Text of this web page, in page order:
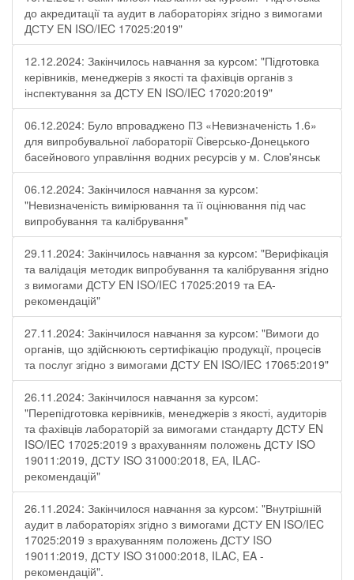
до акредитації та аудит в лабораторіях згідно з вимогами
ДСТУ EN ISO/IEC 17025:2019"
12.12.2024: Закінчилось навчання за курсом: "Підготовка
керівників, менеджерів з якості та фахівців органів з
інспектування за ДСТУ EN ISO/IEC 17020:2019"
06.12.2024: Було впроваджено ПЗ «Невизначеність 1.6»
для випробувальної лабораторії Cіверсько-Донецького
басейнового управління водних ресурсів у м. Слов'янськ
06.12.2024: Закінчилося навчання за курсом:
"Невизначеність вимірювання та її оцінювання під час
випробування та калібрування"
29.11.2024: Закінчилось навчання за курсом: "Верифікація
та валідація методик випробування та калібрування згідно
з вимогами ДСТУ EN ISO/IEC 17025:2019 та ЕА-
рекомендацій"
27.11.2024: Закінчилося навчання за курсом: "Вимоги до
органів, що здійснюють сертифікацію продукції, процесів
та послуг згідно з вимогами ДСТУ EN ISO/IEC 17065:2019"
26.11.2024: Закінчилося навчання за курсом:
"Перепідготовка керівників, менеджерів з якості, аудиторів
та фахівців лабораторій за вимогами стандарту ДСТУ EN
ISO/IEC 17025:2019 з врахуванням положень ДСТУ ISO
19011:2019, ДСТУ ISO 31000:2018, ЕА, ILAC-
рекомендацій"
26.11.2024: Закінчилося навчання за курсом: "Внутрішній
аудит в лабораторіях згідно з вимогами ДСТУ EN ISO/IEC
17025:2019 з врахуванням положень ДСТУ ISO
19011:2019, ДСТУ ISO 31000:2018, ILAC, EA -
рекомендацій".